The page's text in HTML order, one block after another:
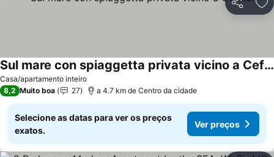
Partilhar
Casa/apartamento inteiro
Sul mare con spiaggetta privata vicino a Cefalù.
Ver preços
8,2 Muito boa 27 a 4.7 km de Centro da cidade
Selecione as datas para ver os preços
exatos.
Ver preços